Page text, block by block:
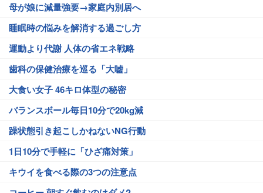
母が娘に減量強要→家庭内別居へ
睡眠時の悩みを解消する過ごし方
運動より代謝 人体の省エネ戦略
歯科の保健治療を巡る「大嘘」
大食い女子 46キロ体型の秘密
バランスボール毎日10分で20kg減
躁状態引き起こしかねないNG行動
1日10分で手軽に「ひざ痛対策」
キウイを食べる際の3つの注意点